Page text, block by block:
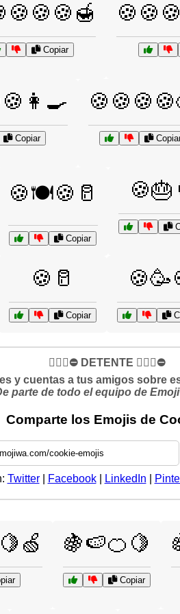
Copiar
Copiar
🍪🍽️🍪🥛
Copiar
🍪🥛
Copiar
✋🏻🛑⛔️ DETENTE ✋🏻🛑⛔️
y cuentas a tus amigos sobre
parte de todo el equipo de
Comparte los Emojis de
Twitter| Facebook| LinkedIn
🍇🍉🍊🍋
Copiar